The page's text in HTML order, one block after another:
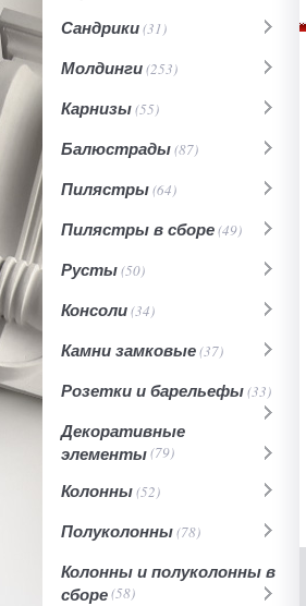
Сандрики(31)
Молдинги(253)
Карнизы(55)
Балюстрады(87)
Пилястры(64)
Пилястры в сборе(49)
Русты(50)
Консоли(34)
Камни замковые(37)
Розетки и барельефы(33)
Декоративные
элементы(79)
Колонны(52)
Полуколонны(78)
Колонны и полуколонны в
сборе(58)